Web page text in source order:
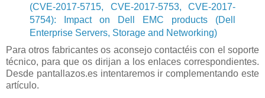
(CVE-2017-5715, CVE-2017-5753, CVE-2017-
5754): Impact on Dell EMC products (Dell
Enterprise Servers, Storage and Networking)
Para otros fabricantes os aconsejo contactéis con el soporte
técnico, para que os dirijan a los enlaces correspondientes.
Desde pantallazos.es intentaremos ir complementando este
artículo.